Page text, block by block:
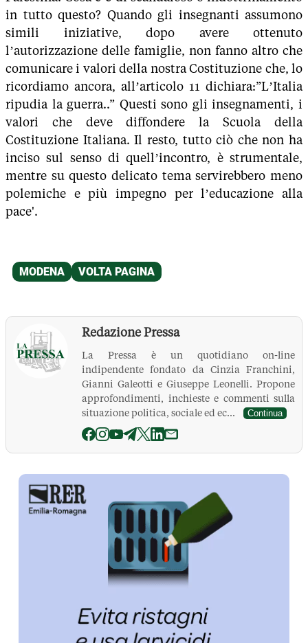
in tutto questo? Quando gli insegnanti assumono
simili iniziative, dopo avere ottenuto
l’autorizzazione delle famiglie, non fanno altro che
comunicare i valori della nostra Costituzione che, lo
ricordiamo ancora, all’articolo 11 dichiara:”L’Italia
ripudia la guerra..” Questi sono gli insegnamenti, i
valori che deve diffondere la Scuola della
Costituzione Italiana. Il resto, tutto ciò che non ha
inciso sul senso di quell’incontro, è strumentale,
mentre su questo delicato tema servirebbero meno
polemiche e più impegno per l’educazione alla
pace'.
Redazione Pressa
La Pressa è un quotidiano on-line
indipendente fondato da Cinzia Franchini,
Gianni Galeotti e Giuseppe Leonelli. Propone
approfondimenti, inchieste e commenti sulla
situazione politica, sociale ed ec...
Continua
La Pressa